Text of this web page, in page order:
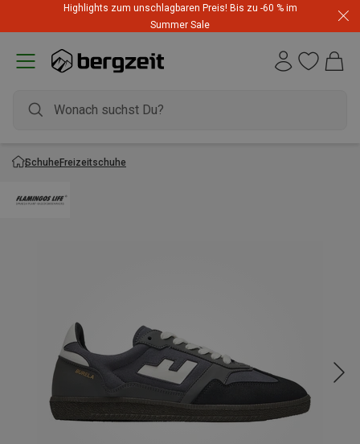
Highlights zum unschlagbaren Preis! Bis zu -60 % im
Summer Sale
SchuheFreizeitschuhe